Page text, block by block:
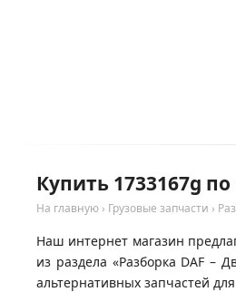
Купить 1733167g
На главную › Грузовые запчасти ›
Наш интернет магазин
из раздела «Разборка DAF –
альтернативных запчастей